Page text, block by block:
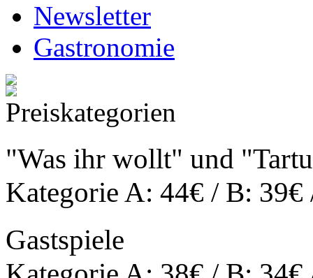
Newsletter
Gastronomie
Preiskategorien
"Was ihr wollt" und
Kategorie A: 44€ / B: 39€
Gastspiele